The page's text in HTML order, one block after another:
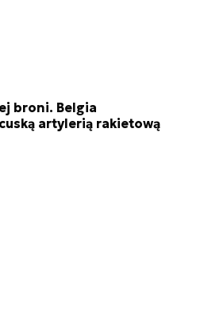
broni. Belgia
artylerią rakietową